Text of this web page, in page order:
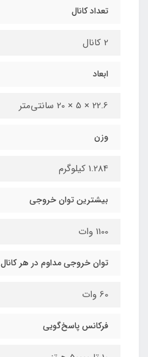
تعداد کانال
2 کانال
ابعاد
22.6 × 5 × 20 سانتی‌متر
وزن
1.284 کیلوگرم
بیشترین توان خروجی
1100 وات
توان خروجی مداوم در هر کانال 4 اهم
60 وات
فرکانس پاسخ‌گویی